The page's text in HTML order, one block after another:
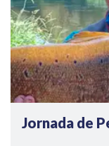
Jornada de